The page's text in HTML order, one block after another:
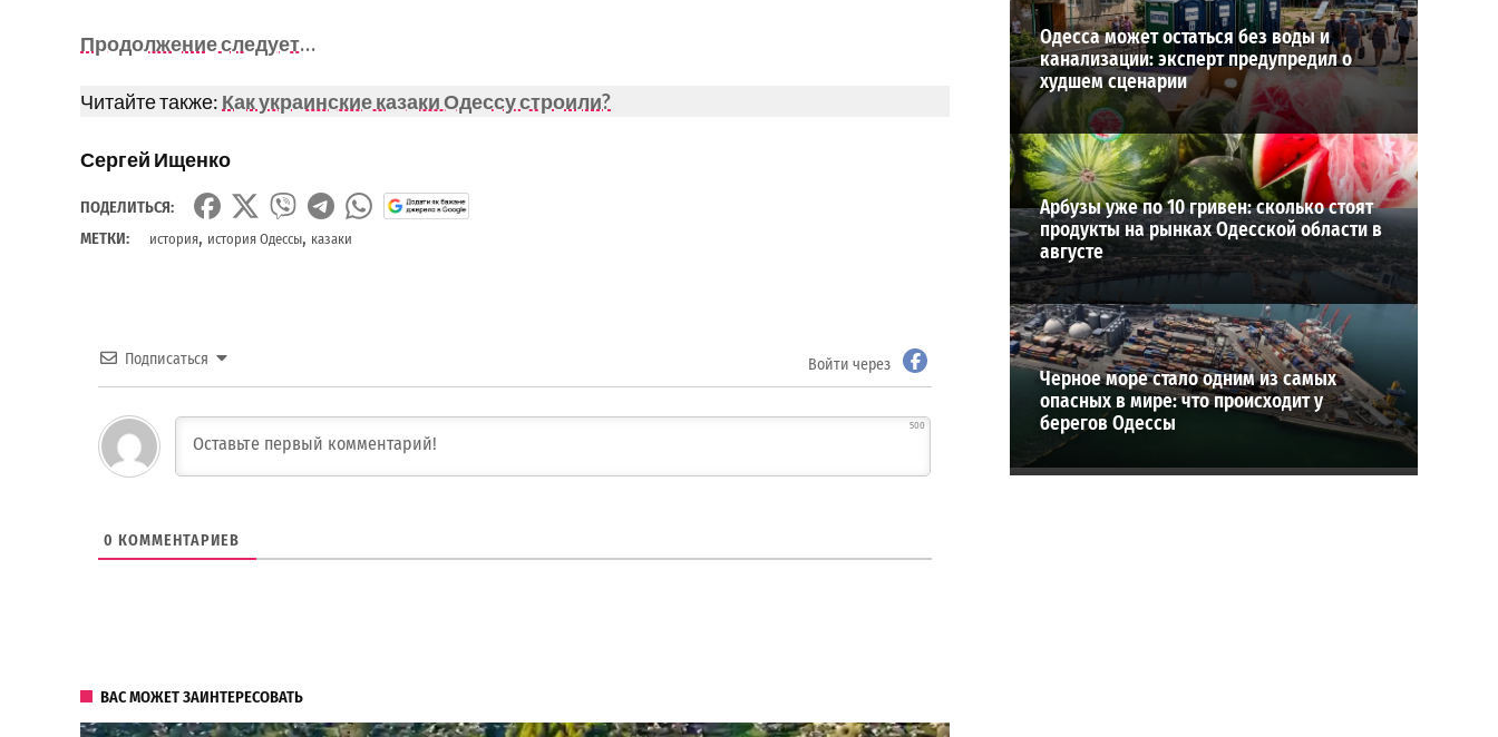
Продолжение следует…
Читайте также: Как украинские казаки Одессу строили?
Сергей Ищенко
ПОДЕЛИТЬСЯ:
МЕТКИ:
история, история Одессы, казаки
Подписаться Войти через
500
0 КОММЕНТАРИЕВ
ВАС МОЖЕТ ЗАИНТЕРЕСОВАТЬ
Одесса может остаться без воды и
канализации: эксперт предупредил о
худшем сценарии
Арбузы уже по 10 гривен: сколько стоят
продукты на рынках Одесской области в
августе
Черное море стало одним из самых
опасных в мире: что происходит у
берегов Одессы